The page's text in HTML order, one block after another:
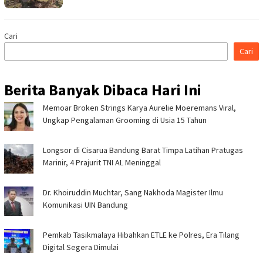
Cari
Cari
Berita Banyak Dibaca Hari Ini
Memoar Broken Strings Karya Aurelie Moeremans Viral,
Ungkap Pengalaman Grooming di Usia 15 Tahun
Longsor di Cisarua Bandung Barat Timpa Latihan Pra­tugas
Marinir, 4 Prajurit TNI AL Meninggal
Dr. Khoiruddin Muchtar, Sang Nakhoda Magister Ilmu
Komunikasi UIN Bandung
Pemkab Tasikmalaya Hibahkan ETLE ke Polres, Era Tilang
Digital Segera Dimulai